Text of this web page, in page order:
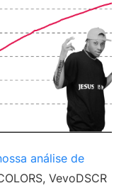
análise de
VevoDSCR